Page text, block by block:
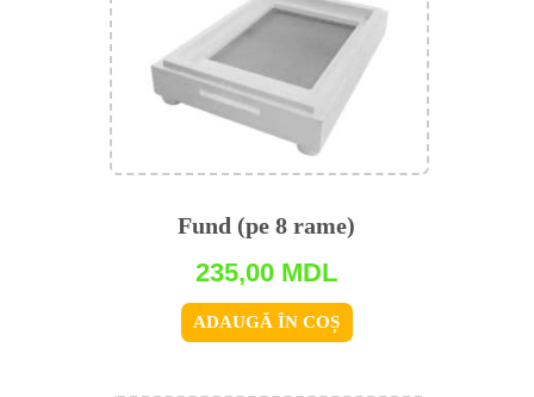
Fund (pe 8 rame)
235,00 MDL
ADAUGĂ ÎN COȘ